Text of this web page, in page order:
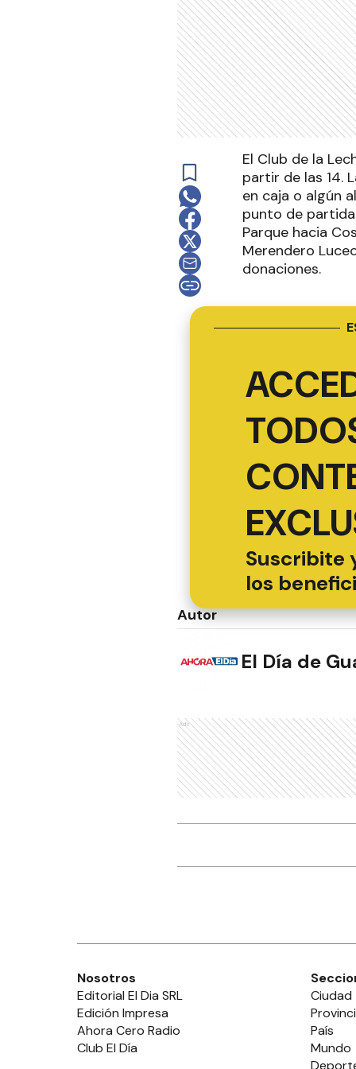
El Club de la
partir de las 14.
en caja o algún
punto de partida
Parque hacia
Merendero
donaciones.
Suscribite
los
Autor
El Día de
Ads
Nosotros
Editorial El Dia SRL
Edición Impresa
Ahora Cero Radio
Club El Día
Ciudad
País
Mundo